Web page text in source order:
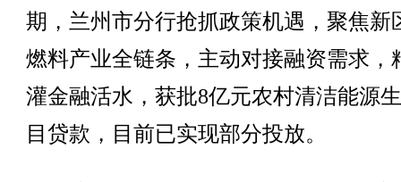
期，兰州市分行抢抓政策机遇，聚焦新
燃料产业全链条，主动对接融资需求，
灌金融活水，获批8亿元农村清洁能源
目贷款，目前已实现部分投放。